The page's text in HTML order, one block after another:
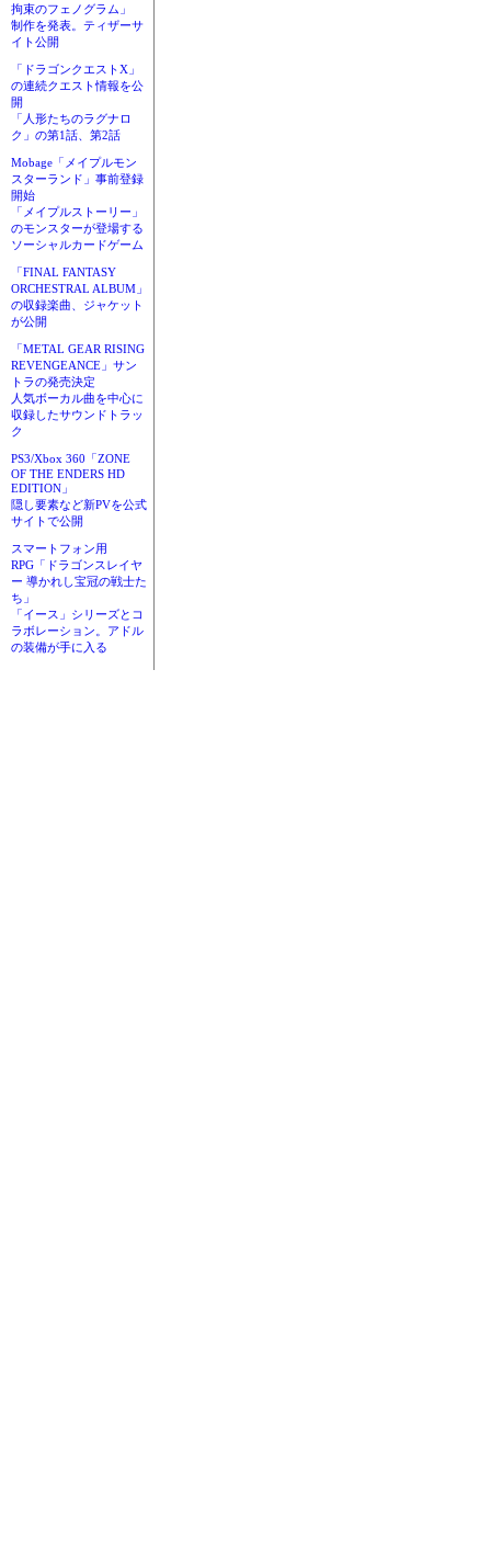
拘束のフェノグラム」
制作を発表。ティザーサ
イト公開
「ドラゴンクエストX」
の連続クエスト情報を公
開
「人形たちのラグナロ
ク」の第1話、第2話
Mobage「メイプルモン
スターランド」事前登録
開始
「メイプルストーリー」
のモンスターが登場する
ソーシャルカードゲーム
「FINAL FANTASY
ORCHESTRAL ALBUM」
の収録楽曲、ジャケット
が公開
「METAL GEAR RISING
REVENGEANCE」サン
トラの発売決定
人気ボーカル曲を中心に
収録したサウンドトラッ
ク
PS3/Xbox 360「ZONE
OF THE ENDERS HD
EDITION」
隠し要素など新PVを公式
サイトで公開
スマートフォン用
RPG「ドラゴンスレイヤ
ー 導かれし宝冠の戦士た
ち」
「イース」シリーズとコ
ラボレーション。アドル
の装備が手に入る